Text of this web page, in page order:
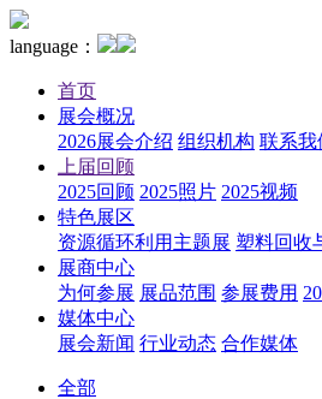
language：
首页
展会概况
2026展会介绍 组织机构 联系我
上届回顾
2025回顾 2025照片 2025视频
特色展区
资源循环利用主题展 塑料回收
展商中心
为何参展 展品范围 参展费用
媒体中心
展会新闻 行业动态 合作媒体
全部